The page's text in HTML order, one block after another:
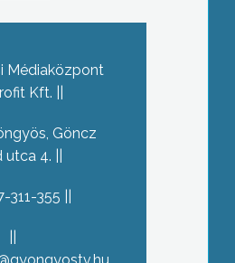
Médiaközpont
Kft.
Göncz
utca 4.
311-355